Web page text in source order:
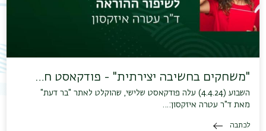
"משחקים בחשיבה יצירתית" - פודקאסט ח…
השבוע (4.4.24) עלה פודקאסט שלישי, שהוקלט לאתר "בר דעת"
מאת ד"ר עטרה איזקסון:…
לכתבה